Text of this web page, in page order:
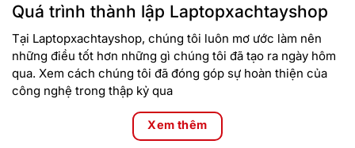
Quá trình thành lập Laptopxachtayshop
Tại Laptopxachtayshop, chúng tôi luôn mơ ước làm nên
những điều tốt hơn những gì chúng tôi đã tạo ra ngày hôm
qua. Xem cách chúng tôi đã đóng góp sự hoàn thiện của
công nghệ trong thập kỷ qua
Xem thêm